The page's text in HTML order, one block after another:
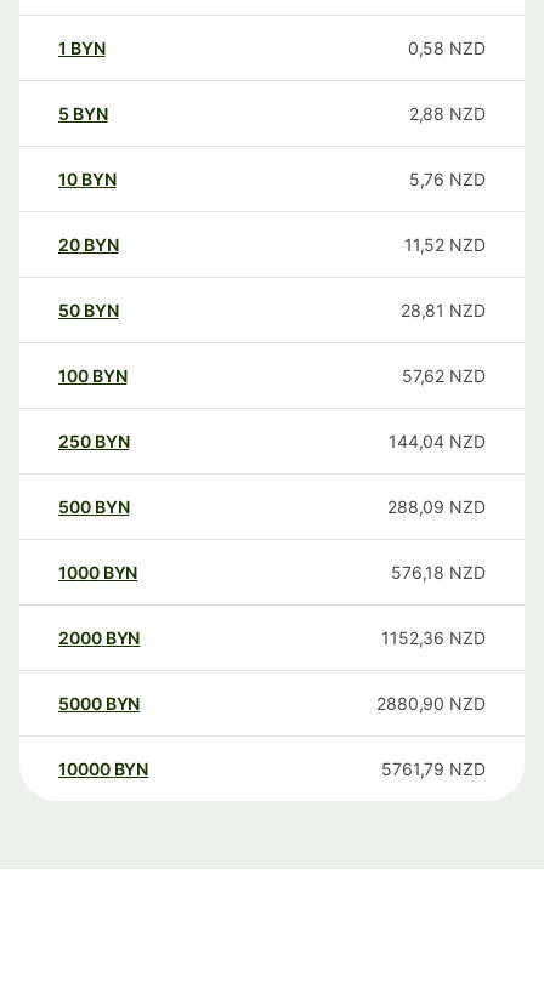
1 BYN 0,58 NZD
5 BYN 2,88 NZD
10 BYN 5,76 NZD
20 BYN 11,52 NZD
50 BYN 28,81 NZD
100 BYN 57,62 NZD
250 BYN 144,04 NZD
500 BYN 288,09 NZD
1000 BYN 576,18 NZD
2000 BYN 1152,36 NZD
5000 BYN 2880,90 NZD
10000 BYN 5761,79 NZD